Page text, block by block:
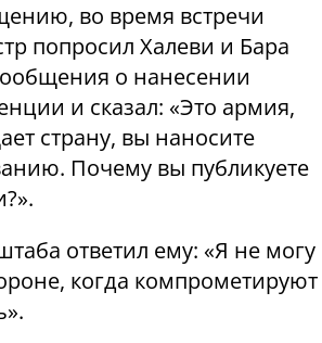
во время встречи
попросил Халеви и Бара
о нанесении
и сказал: «Это армия,
страну, вы наносите
Почему вы публикуете
ответил ему: «Я не могу
когда компрометируют